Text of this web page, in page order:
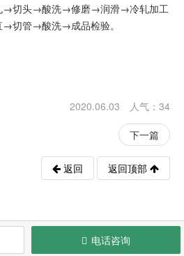
→切头→酸洗→修磨→润滑→冷轧加工
切管→酸洗→成品检验。
2020.06.03 人气： 34
下一篇
返回 返回顶部
钢业有限公司 All Rights Reserved
 电话咨询